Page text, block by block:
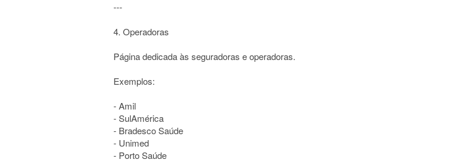
---
4. Operadoras
Página dedicada às seguradoras e operadoras.
Exemplos:
- Amil
- SulAmérica
- Bradesco Saúde
- Unimed
- Porto Saúde